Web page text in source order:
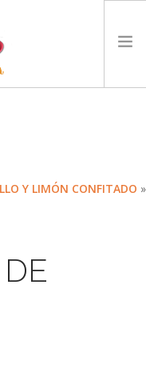
Y LIMÓN CONFITADO »